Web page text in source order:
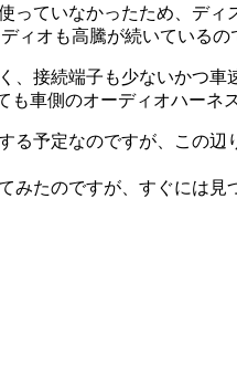
ていなかったため、デ
ィオも高騰が続いている
接続端子も少ないかつ
車側のオーディオハーネ
予定なのですが、この
たのですが、すぐには見